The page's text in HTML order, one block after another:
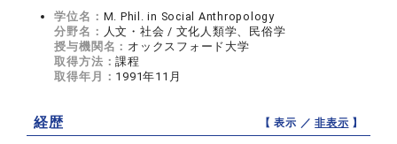
学位名： M. Phil. in Social Anthropology
分野名： 人文・社会 / 文化人類学、民俗学
授与機関名： オックスフォード大学
取得方法：課程
取得年月： 1991年11月
経歴 【 表示 ／非表示 】